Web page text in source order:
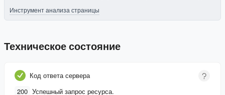
Инструмент анализа страницы
Техническое состояние
Код ответа сервера
200 Успешный запрос ресурса.